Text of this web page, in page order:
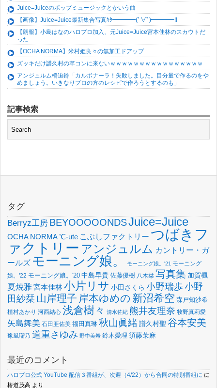
Juice=Juiceのポップミュージックとかいう曲
【画像】Juice=Juice最新集合写真ｷﾀ━━━━(ﾟ∀ﾟ)━━━━!!
【朗報】小島はなのハロプロ加入、元Juice=Juice宮本佳林のスカウトだ
った
【OCHA NORMA】米村姫良々の無加工ドアップ
ズッキだけ譜久村の卒コンに来ないｗｗｗｗｗｗｗｗｗｗｗｗｗｗｗｗ
アンジュルム橋迫鈴「カルボナーラ！失敗しました。目分量で作るのをや
めましょう。いきなりプロの方のレシピで作ろうとするのも」
記事検索
タグ
Berryz工房 BEYOOOOONDSJuice=Juice
OCHA NORMA℃-ute こぶしファクトリー つばきフ
ァクトリー アンジュルム カントリー・ガ
ールズ モーニング娘。 モーニング娘。'21 モーニング
娘。'22 モーニング娘。'20 中島早貴 佐藤優樹 八木栞 写真集 加賀楓
夏焼雅宮本佳林小片リサ 小田さくら 小野瑞歩小野
田紗栞 山岸理子 岸本ゆめの 新沼希空 森戸知沙希
植村あかり 河西結心 浅倉樹々 清水佐紀 熊井友理奈 牧野真莉愛
矢島舞美 石田亜佑美 福田真琳 秋山眞緒譜久村聖 谷本安美
豫風瑠乃 道重さゆみ 野中美希 鈴木愛理 須藤茉麻
最近のコメント
ハロプロ公式 YouTube 配信３番組が、次週（4/22）から合同の特別番組に に
椿道茂高 より